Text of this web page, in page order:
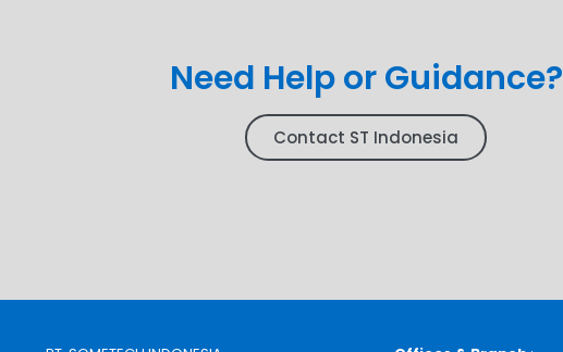
Need Help or Guidance?
Contact ST Indonesia